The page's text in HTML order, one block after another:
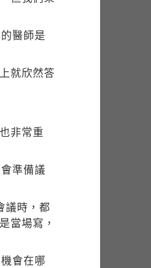
醫師是
就欣然答
非常重
準備議
議時，都
當場寫，
會在哪